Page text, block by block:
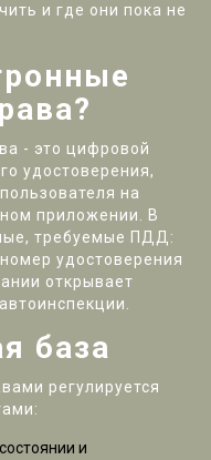
и где они пока не
- это цифровой
удостоверения,
на
приложении. В
требуемые ПДД:
удостоверения
открывает
база
регулируется
и